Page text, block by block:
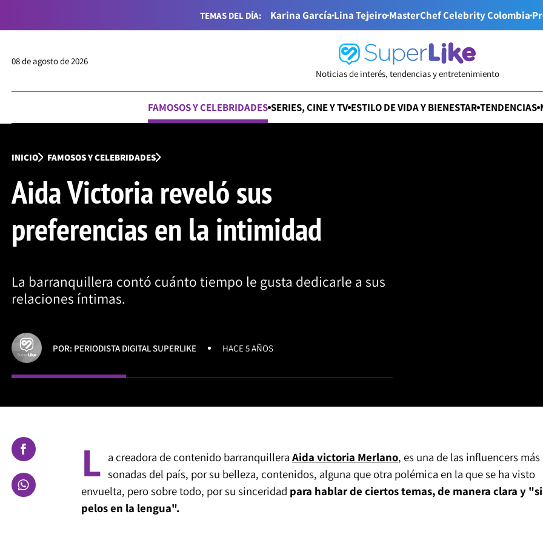
TEMAS DEL DÍA: Karina GarcíaLina TejeiroMasterChef Celebrity Colombia
08 de agosto de 2026
Noticias de interés, tendencias y entretenimiento
FAMOSOS Y CELEBRIDADES SERIES, CINE Y TV ESTILO DE VIDA Y BIENESTAR TENDENCIAS
INICIO FAMOSOS Y CELEBRIDADES
Aida Victoria reveló sus
preferencias en la intimidad
La barranquillera contó cuánto tiempo le gusta dedicarle a sus
relaciones íntimas.
POR: PERIODISTA DIGITAL SUPERLIKE HACE 5 AÑOS
L a creadora de contenido barranquillera Aida victoria Merlano, es una de las influencers más
sonadas del país, por su belleza, contenidos, alguna que otra polémica en la que se ha visto
envuelta, pero sobre todo, por su sinceridad para hablar de ciertos temas, de manera clara y
pelos en la lengua".